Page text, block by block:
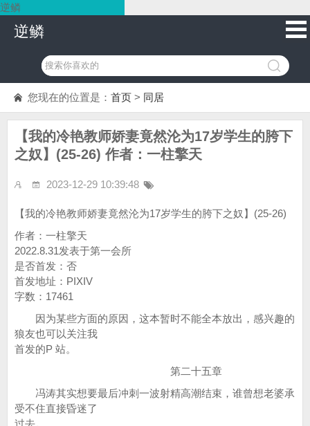
逆鳞
逆鳞
您现在的位置是： 首页 > 同居
【我的冷艳教师娇妻竟然沦为17岁学生的胯下
之奴】(25-26) 作者：一柱擎天
2023-12-29 10:39:48
【我的冷艳教师娇妻竟然沦为17岁学生的胯下之奴】(25-26)
作者：一柱擎天
2022.8.31发表于第一会所
是否首发：否
首发地址：PIXIV
字数：17461
因为某些方面的原因，这本暂时不能全本放出，感兴趣的
狼友也可以关注我
首发的P 站。
第二十五章
冯涛其实想要最后冲刺一波射精高潮结束，谁曾想老婆承
受不住直接昏迷了
过去。